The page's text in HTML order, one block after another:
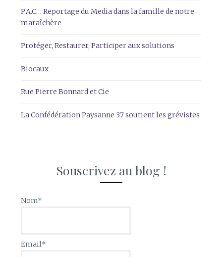
P.A.C… Reportage du Media dans la famille de notre
maraîchère
Protéger, Restaurer, Participer aux solutions
Biocaux
Rue Pierre Bonnard et Cie
La Confédération Paysanne 37 soutient les grévistes
Souscrivez au blog !
Nom*
Email*